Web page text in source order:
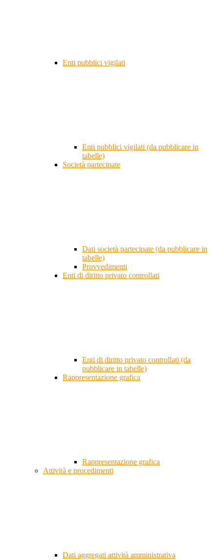
Enti pubblici vigilati
Enti pubblici vigilati (da pubblicare in
tabelle)
Società partecipate
Dati società partecipate (da pubblicare in
tabelle)
Provvedimenti
Enti di diritto privato controllati
Enti di diritto privato controllati (da
pubblicare in tabelle)
Rappresentazione grafica
Rappresentazione grafica
Attività e procedimenti
Dati aggregati attività amministrativa